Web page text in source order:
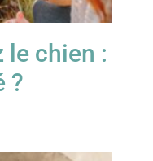
le chien :
?